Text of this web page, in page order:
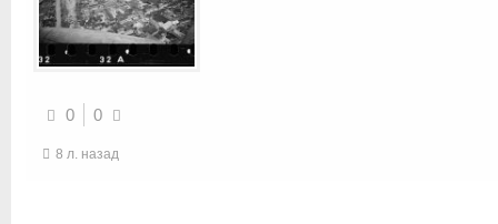
0 0
8 л. назад